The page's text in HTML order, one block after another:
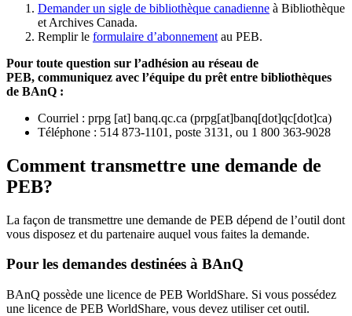
Demander un sigle de bibliothèque canadienne à Bibliothèque
et Archives Canada.
Remplir le formulaire d’abonnement au PEB.
Pour toute question sur l’adhésion au réseau de
PEB, communiquez avec l’équipe du prêt entre bibliothèques
de BAnQ :
Courriel : prpg [at] banq.qc.ca (prpg[at]banq[dot]qc[dot]ca)
Téléphone : 514 873-1101, poste 3131, ou 1 800 363-9028
Comment transmettre une demande de
PEB?
La façon de transmettre une demande de PEB dépend de l’outil dont
vous disposez et du partenaire auquel vous faites la demande.
Pour les demandes destinées à BAnQ
BAnQ possède une licence de PEB WorldShare. Si vous possédez
une licence de PEB WorldShare, vous devez utiliser cet outil.